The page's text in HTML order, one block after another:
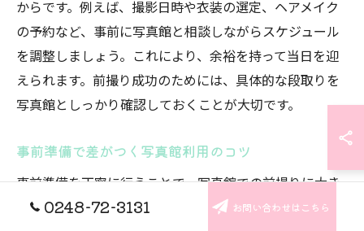
からです。例えば、撮影日時や衣装の選定、ヘアメイク
の予約など、事前に写真館と相談しながらスケジュール
を調整しましょう。これにより、余裕を持って当日を迎
えられます。前撮り成功のためには、具体的な段取りを
写真館としっかり確認しておくことが大切です。
事前準備で差がつく写真館利用のコツ
事前準備を丁寧に行うことで、写真館での前撮りに大き
な差が生まれます。理由は、衣装の試着や撮影イメージ
0248-72-3131 お問い合わせはこちら